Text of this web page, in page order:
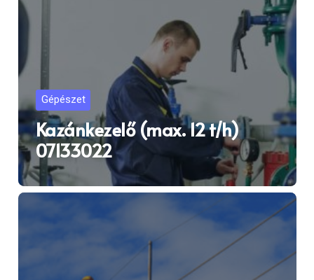
Gépészet
Kazánkezelő (max. 12 t/h)
07133022